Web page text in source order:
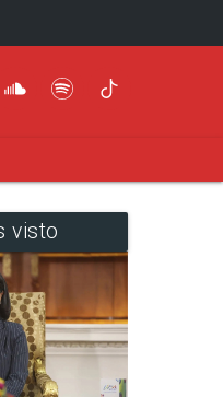
visto